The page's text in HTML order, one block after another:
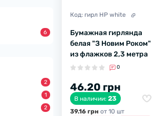
6
2
1
2
Код: гирл НР white
Бумажная гирлянда
белая "З Новим Роком"
из флажков 2,3 метра
0
46.20 грн
В наличии: 23
39.16 грн от 10 шт